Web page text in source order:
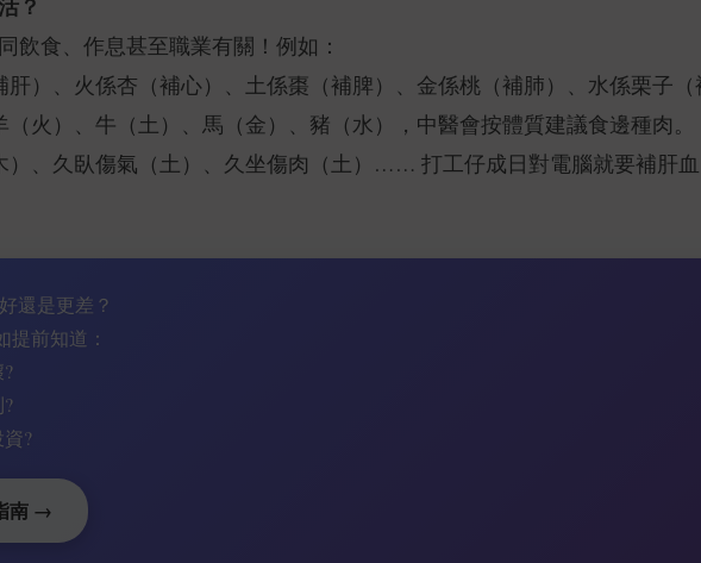
飲食、作息甚至職業有關！例如：
肝）、火係杏（補心）、土係棗（補脾）、金係桃（補肺）、水係栗子
火）、牛（土）、馬（金）、豬（水），中醫會按體質建議食邊種肉。
）、久臥傷氣（土）、久坐傷肉（土）…… 打工仔成日對電腦就要補肝
還是更差？
提前知道：
?
南 →